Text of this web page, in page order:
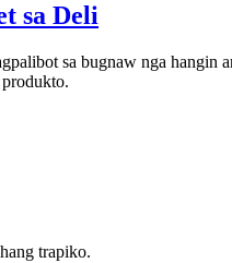
sa Deli
sa bugnaw nga hangin
trapiko.